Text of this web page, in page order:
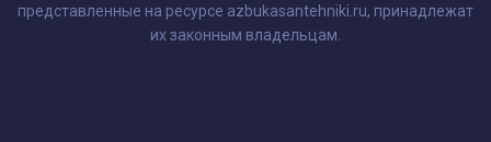
представленные на ресурсе azbukasantehniki.ru, принадлежат
их законным владельцам.